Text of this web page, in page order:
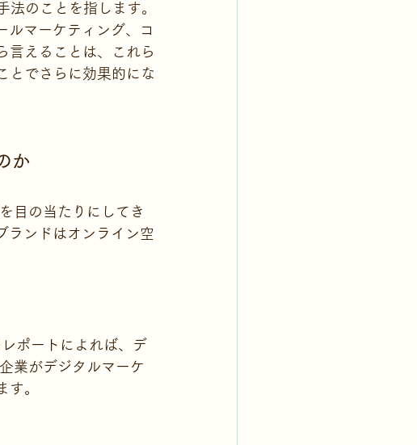
のことを指します。
ルマーケティング、コ
言えることは、これら
とでさらに効果的にな
か
目の当たりにしてき
ランドはオンライン空
ポートによれば、デ
業がデジタルマーケ
す。